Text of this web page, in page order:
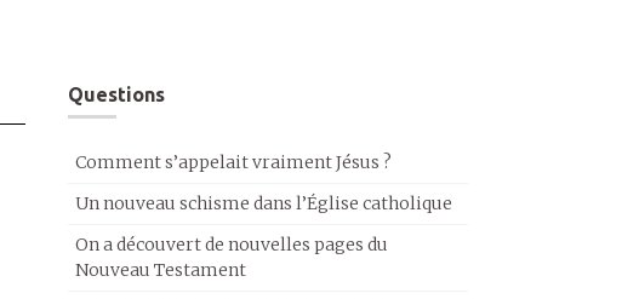
Questions
Comment s’appelait vraiment Jésus ?
Un nouveau schisme dans l’Église catholique
On a découvert de nouvelles pages du
Nouveau Testament